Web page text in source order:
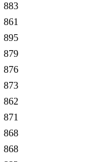
883
861
895
879
876
873
862
871
868
868